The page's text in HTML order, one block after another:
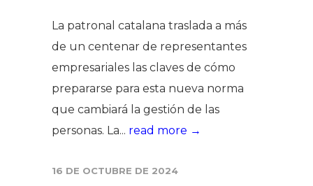
La patronal catalana traslada a más
de un centenar de representantes
empresariales las claves de cómo
prepararse para esta nueva norma
que cambiará la gestión de las
personas. La... read more →
16 DE OCTUBRE DE 2024